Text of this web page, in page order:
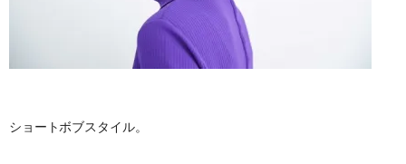
ショートボブスタイル。